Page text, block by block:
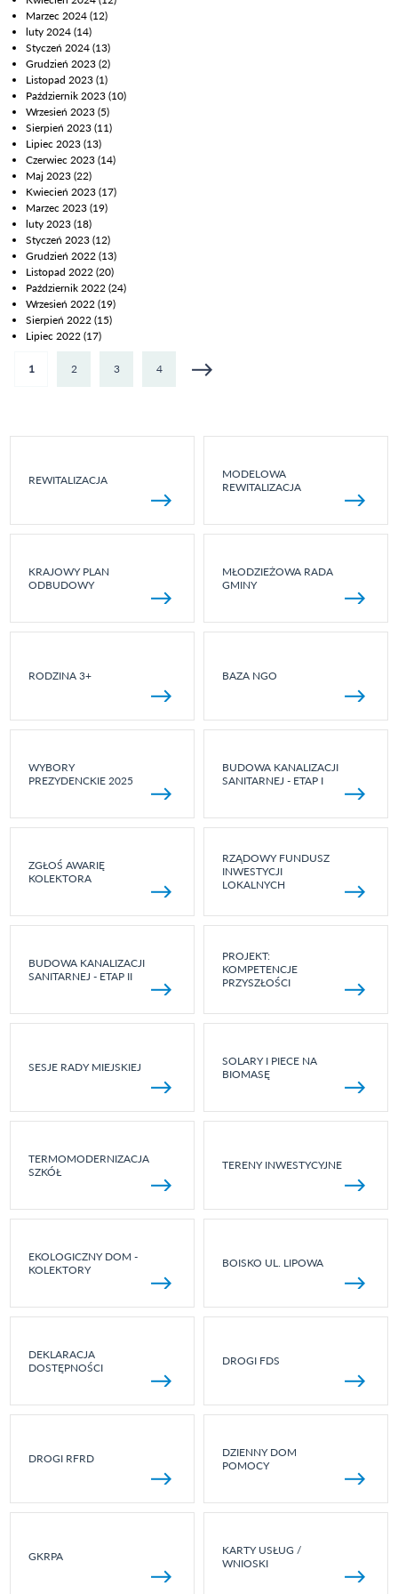
Marzec 2024 (12)
luty 2024 (14)
Styczeń 2024 (13)
Grudzień 2023 (2)
Listopad 2023 (1)
Październik 2023 (10)
Wrzesień 2023 (5)
Sierpień 2023 (11)
Lipiec 2023 (13)
Czerwiec 2023 (14)
Maj 2023 (22)
Kwiecień 2023 (17)
Marzec 2023 (19)
luty 2023 (18)
Styczeń 2023 (12)
Grudzień 2022 (13)
Listopad 2022 (20)
Październik 2022 (24)
Wrzesień 2022 (19)
Sierpień 2022 (15)
Lipiec 2022 (17)
Strony
1 2 3 4
REWITALIZACJA
MODELOWA
REWITALIZACJA
KRAJOWY PLAN
ODBUDOWY
MŁODZIEŻOWA RADA
GMINY
RODZINA 3+ BAZA NGO
WYBORY
PREZYDENCKIE 2025
BUDOWA KANALIZACJI
SANITARNEJ - ETAP I
ZGŁOŚ AWARIĘ
KOLEKTORA
RZĄDOWY FUNDUSZ
INWESTYCJI
LOKALNYCH
BUDOWA KANALIZACJI
SANITARNEJ - ETAP II
PROJEKT:
KOMPETENCJE
PRZYSZŁOŚCI
SESJE RADY MIEJSKIEJ
SOLARY I PIECE NA
BIOMASĘ
TERMOMODERNIZACJA
SZKÓŁ
TERENY INWESTYCYJNE
EKOLOGICZNY DOM -
KOLEKTORY
BOISKO UL. LIPOWA
DEKLARACJA
DOSTĘPNOŚCI
DROGI FDS
DROGI RFRD
DZIENNY DOM
POMOCY
GKRPA
KARTY USŁUG /
WNIOSKI